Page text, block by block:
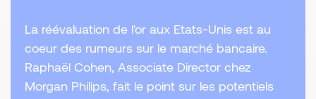
La réévaluation de l'or aux Etats-Unis est au
coeur des rumeurs sur le marché bancaire.
Raphaël Cohen, Associate Director chez
Morgan Philips, fait le point sur les potentiels